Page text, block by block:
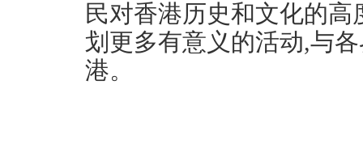
民对香港历史和文化的
划更多有意义的活动,与
港。